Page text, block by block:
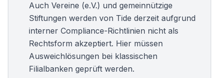
Auch Vereine (e.V.) und gemeinnützige
Stiftungen werden von Tide derzeit aufgrund
interner Compliance-Richtlinien nicht als
Rechtsform akzeptiert. Hier müssen
Ausweichlösungen bei klassischen
Filialbanken geprüft werden.